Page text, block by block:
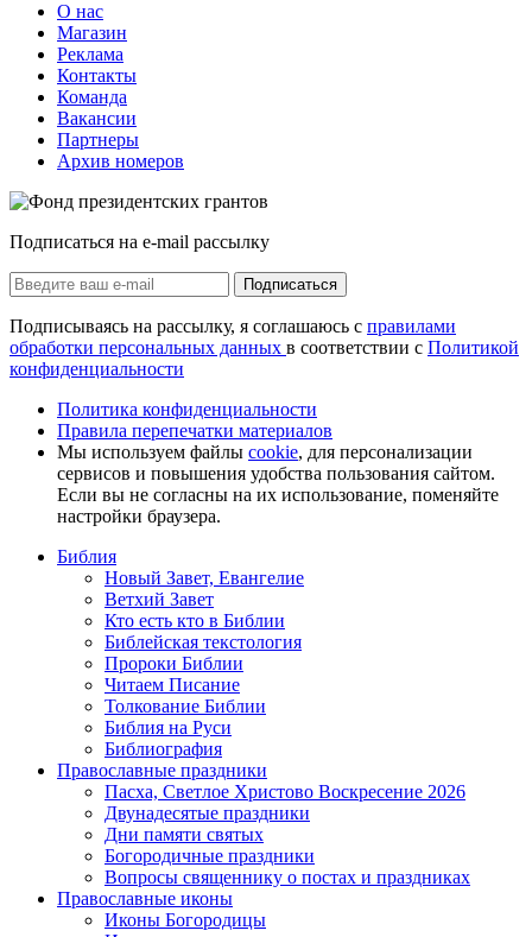
О нас
Магазин
Реклама
Контакты
Команда
Вакансии
Партнеры
Архив номеров
Подписаться на e-mail рассылку
Подписаться
Подписываясь на рассылку, я соглашаюсь с правилами
обработки персональных данных в соответствии с Политикой
конфиденциальности
Политика конфиденциальности
Правила перепечатки материалов
Мы используем файлы cookie, для персонализации
сервисов и повышения удобства пользования сайтом.
Если вы не согласны на их использование, поменяйте
настройки браузера.
Библия
Новый Завет, Евангелие
Ветхий Завет
Кто есть кто в Библии
Библейская текстология
Пророки Библии
Читаем Писание
Толкование Библии
Библия на Руси
Библиография
Православные праздники
Пасха, Светлое Христово Воскресение 2026
Двунадесятые праздники
Дни памяти святых
Богородичные праздники
Вопросы священнику о постах и праздниках
Православные иконы
Иконы Богородицы